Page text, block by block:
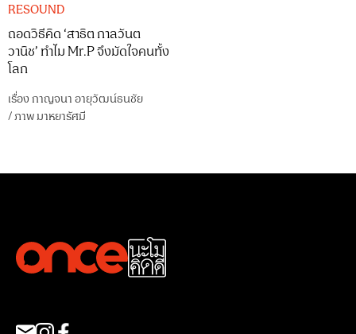
RESOUND
ถอดวิธีคิด ‘สาธิต กาลวันต
วานิช’ ทำไม Mr.P จึงมัดใจคนทั้ง
โลก
เรื่อง กาญจนา อายุวัฒน์ธนชัย
/ภาพมาหยารัศมี